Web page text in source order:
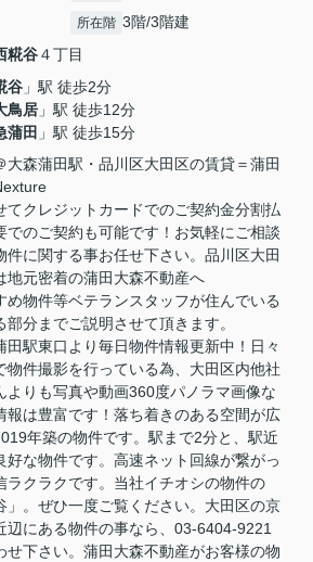
所在階 3階/3階建
糀谷４丁目
谷 」駅 徒歩2分
鳥居 」駅 徒歩12分
蒲田 」駅 徒歩15分
大森蒲田駅・品川区大田区の賃貸＝蒲田
てクレジットカードでのご契約金分割払
でのご契約も可能です！お気軽にご相談
件に関する事お任せ下さい。品川区大田
地元密着の蒲田大森不動産へ
め物件等ベテランスタッフが住んでいる
分までご説明させて頂きます。
田駅東口より毎日物件情報更新中！日々
物件撮影を行っている為、大田区内他社
よりも写真や動画360度パノラマ画像な
報は豊富です！落ち着きのある空間が広
年築の物件です。駅まで2分と、駅近
好な物件です。高速ネット回線が繋がっ
ラクラクです。当社イチオシの物件の
」。ぜひ一度ご覧ください。大田区の京
辺にある物件の事なら、03-6404-9221
せ下さい。蒲田大森不動産がお客様の物